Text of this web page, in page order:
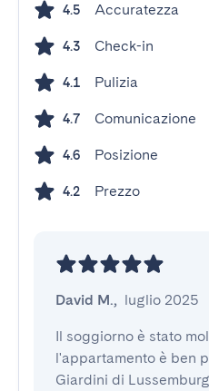
4.5 Accuratezza
4.3 Check-in
4.1 Pulizia
4.7 Comunicazione
4.6 Posizione
4.2 Prezzo
David M., luglio 2025
Il soggiorno è stato
l'appartamento è ben
Giardini di